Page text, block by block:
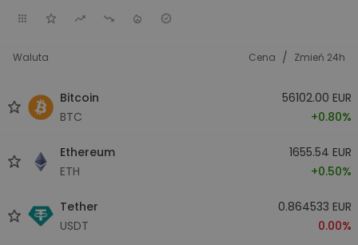
Waluta Cena / Zmień 24h
Bitcoin
BTC
56102.00 EUR
+0.80%
Ethereum
ETH
1655.54 EUR
+0.50%
Tether
USDT
0.864533 EUR
0.00%